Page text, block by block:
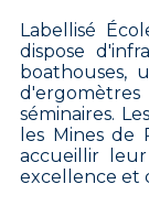
Labellisé
dispose
boathouses,
séminaires.
les Mines de
accueillir
excellence et